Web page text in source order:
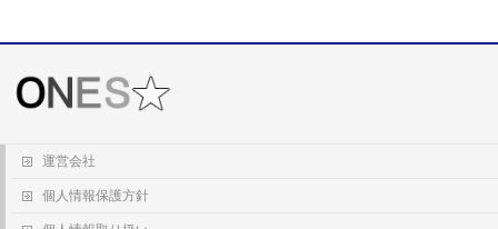
運営会社
個人情報保護方針